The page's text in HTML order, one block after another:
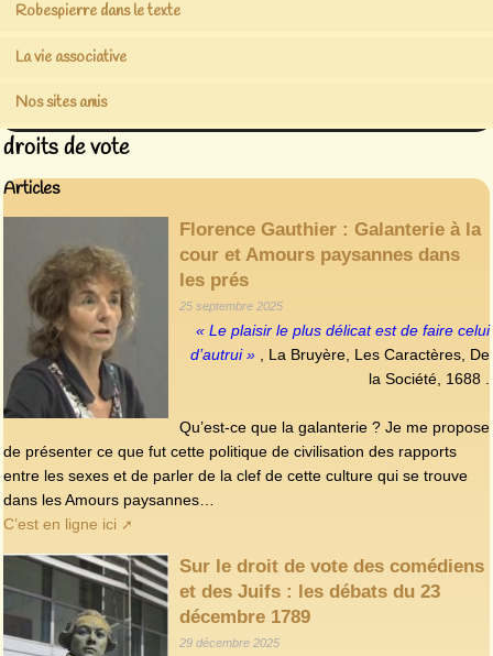
Robespierre dans le texte
La vie associative
Nos sites amis
droits de vote
Articles
Florence Gauthier : Galanterie à la
cour et Amours paysannes dans
les prés
25 septembre 2025
« Le plaisir le plus délicat est de faire celui
d’autrui »
, La Bruyère, Les Caractères, De
la Société, 1688 .
Qu’est-ce que la galanterie ? Je me propose
de présenter ce que fut cette politique de civilisation des rapports
entre les sexes et de parler de la clef de cette culture qui se trouve
dans les Amours paysannes…
C’est en ligne ici
Sur le droit de vote des comédiens
et des Juifs : les débats du 23
décembre 1789
29 décembre 2025